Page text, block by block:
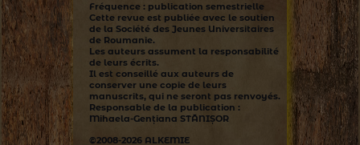
Fréquence : publication semestrielle
Cette revue est publiée avec le soutien
de la Société des Jeunes Universitaires
de Roumanie.
Les auteurs assument la responsabilité
de leurs écrits.
Il est conseillé aux auteurs de
conserver une copie de leurs
manuscrits, qui ne seront pas renvoyés.
Responsable de la publication :
Mihaela-Genţiana STĂNIŞOR
©2008-2026 ALKEMIE